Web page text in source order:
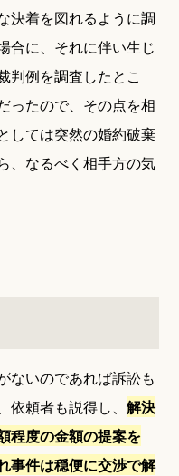
決着を図れるように調
合に、それに伴い生じ
判例を調査したとこ
ったので、その点を相
しては突然の婚約破棄
、なるべく相手方の気
ないのであれば訴訟も
依頼者も説得し、解決
程度の金額の提案を
事件は穏便に交渉で解